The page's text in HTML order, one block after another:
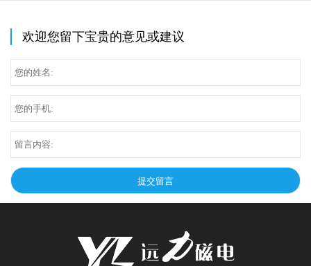
欢迎您留下宝贵的意见或建议